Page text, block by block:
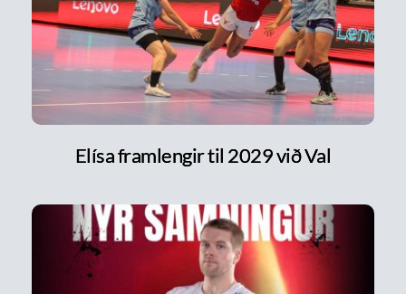
Elísa framlengir til 2029 við Val